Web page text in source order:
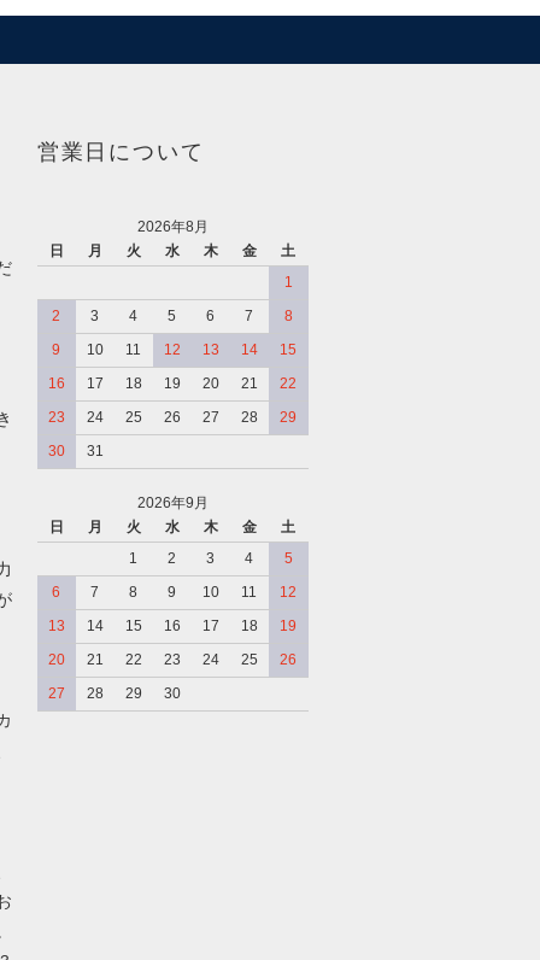
営業日について
2026年8月
日
月 火 水 木 金
土
1
2
3 4 5 6 7
8
9
10 11 12 13 14
15
16
17 18 19 20 21
22
23
24 25 26 27 28
29
30
31
2026年9月
日
月 火 水 木 金
土
1
2 3 4
5
6
7 8 9 10 11
12
13
14 15 16 17 18
19
20
21 22 23 24 25
26
27
28 29 30